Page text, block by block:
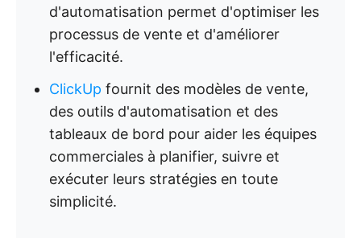
d'automatisation permet d'optimiser les
processus de vente et d'améliorer
l'efficacité.
ClickUp fournit des modèles de vente,
des outils d'automatisation et des
tableaux de bord pour aider les équipes
commerciales à planifier, suivre et
exécuter leurs stratégies en toute
simplicité.